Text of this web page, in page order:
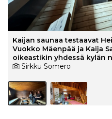
Kaijan saunaa testaavat
Vuokko Mäenpää ja Kaija
oikeastikin yhdessä kylän
Sirkku Somero